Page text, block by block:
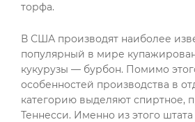
торфа.
В США производят наиболее
популярный в мире
кукурузы — бурбон. Помимо
особенностей производства в
категорию выделяют спиртное,
Теннесси. Именно из этого